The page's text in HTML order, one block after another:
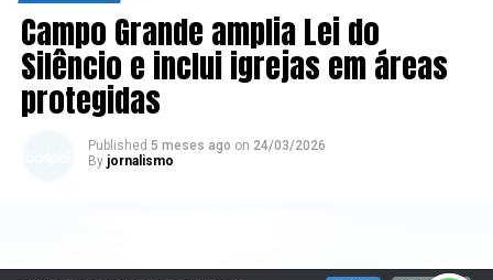
Campo Grande amplia Lei do
Silêncio e inclui igrejas em áreas
protegidas
Published 5 meses ago on 24/03/2026
By jornalismo